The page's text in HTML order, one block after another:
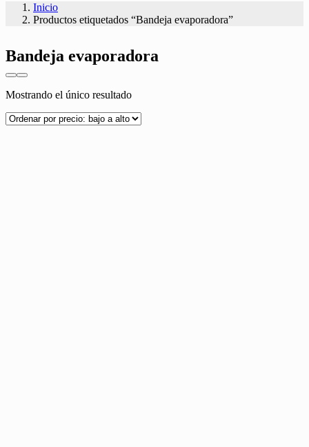
Inicio
Productos etiquetados “Bandeja evaporadora”
Bandeja evaporadora
Mostrando el único resultado